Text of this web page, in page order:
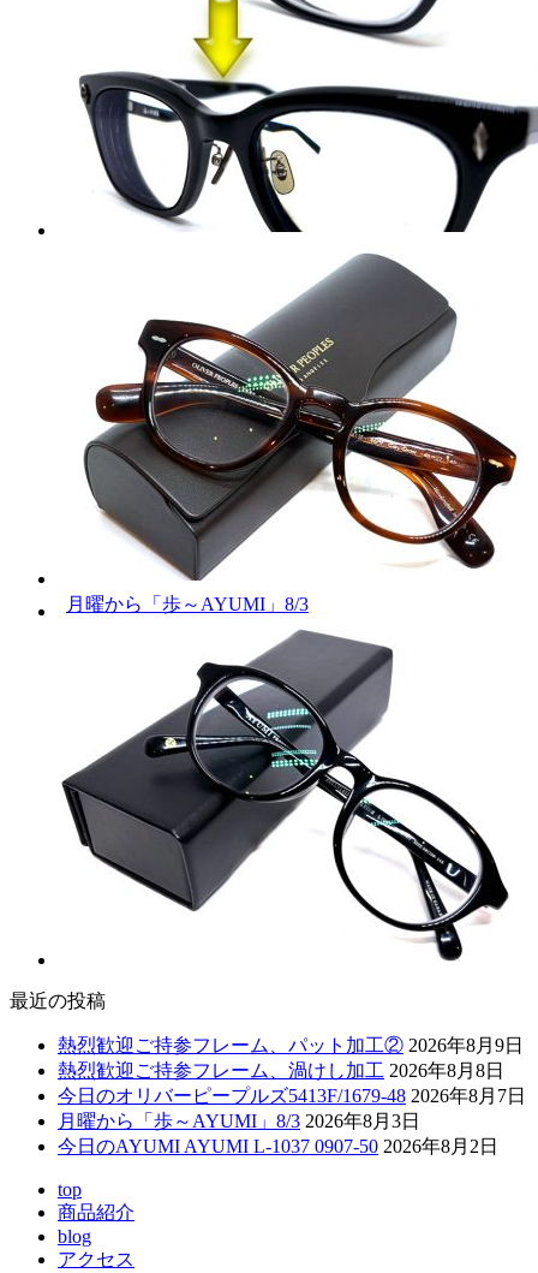
月曜から「歩～AYUMI」8/3
最近の投稿
熱烈歓迎ご持参フレーム、パット加工② 2026年8月9日
熱烈歓迎ご持参フレーム、渦けし加工 2026年8月8日
今日のオリバーピープルズ5413F/1679-48 2026年8月7日
月曜から「歩～AYUMI」8/3 2026年8月3日
今日のAYUMI AYUMI L-1037 0907-50 2026年8月2日
top
商品紹介
blog
アクセス